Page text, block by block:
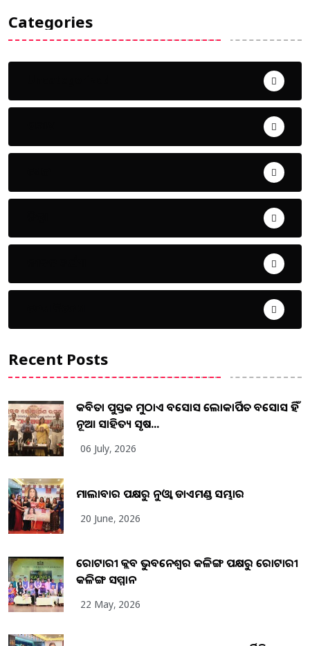
Categories
Recent Posts
କବିତା ପୁସ୍ତକ ମୁଠାଏ ଅବସୋସ ଲୋକାର୍ପିତ ଅବସୋସ ହିଁ
ନୂଆ ସାହିତ୍ୟ ସୃଷ...
06 July, 2026
ମାଲାବାର ପକ୍ଷରୁ ନୁଓ୍ବା ଡାଏମଣ୍ଡ ସମ୍ଭାର
20 June, 2026
ରୋଟାରୀ କ୍ଲବ ଭୁବନେଶ୍ୱର କଳିଙ୍ଗ ପକ୍ଷରୁ ରୋଟାରୀ
କଳିଙ୍ଗ ସମ୍ମାନ
22 May, 2026